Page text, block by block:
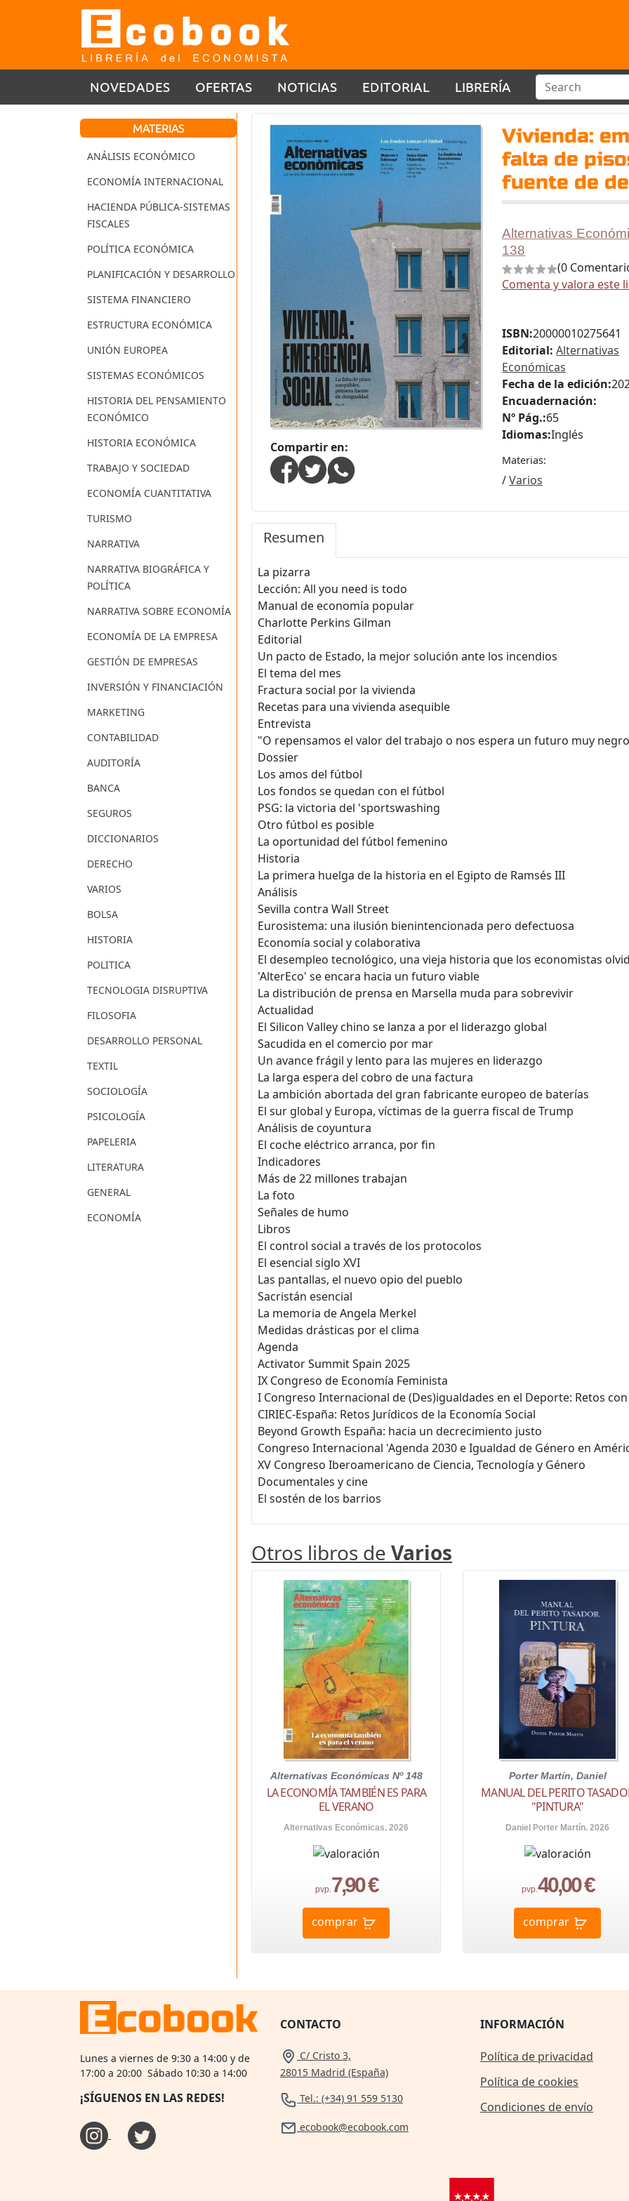
NOVEDADES OFERTAS NOTICIAS EDITORIAL LIBRERÍA
MATERIAS
ANÁLISIS ECONÓMICO
ECONOMÍA INTERNACIONAL
HACIENDA PÚBLICA-SISTEMAS
FISCALES
POLÍTICA ECONÓMICA
PLANIFICACIÓN Y DESARROLLO
SISTEMA FINANCIERO
ESTRUCTURA ECONÓMICA
UNIÓN EUROPEA
SISTEMAS ECONÓMICOS
HISTORIA DEL PENSAMIENTO
ECONÓMICO
HISTORIA ECONÓMICA
TRABAJO Y SOCIEDAD
ECONOMÍA CUANTITATIVA
TURISMO
NARRATIVA
NARRATIVA BIOGRÁFICA Y
POLÍTICA
NARRATIVA SOBRE ECONOMÍA
ECONOMÍA DE LA EMPRESA
GESTIÓN DE EMPRESAS
INVERSIÓN Y FINANCIACIÓN
MARKETING
CONTABILIDAD
AUDITORÍA
BANCA
SEGUROS
DICCIONARIOS
DERECHO
VARIOS
BOLSA
HISTORIA
POLITICA
TECNOLOGIA DISRUPTIVA
FILOSOFIA
DESARROLLO PERSONAL
TEXTIL
SOCIOLOGÍA
PSICOLOGÍA
PAPELERIA
LITERATURA
GENERAL
ECONOMÍA
Vivienda:
falta de
fuente de
Compartir en:
Alternativas
138
(0
Comenta y valora este
ISBN:20000010275641
Editorial: Alternativas
Económicas
Fecha de la edición:
Encuadernación:
Nº Pág.:65
Idiomas:Inglés
Materias:
/Varios
Resumen
La pizarra
Lección: All you need is todo
Manual de economía popular
Charlotte Perkins Gilman
Editorial
Un pacto de Estado, la mejor solución ante los incendios
El tema del mes
Fractura social por la vivienda
Recetas para una vivienda asequible
Entrevista
"O repensamos el valor del trabajo o nos espera un futuro muy
Dossier
Los amos del fútbol
Los fondos se quedan con el fútbol
PSG: la victoria del 'sportswashing
Otro fútbol es posible
La oportunidad del fútbol femenino
Historia
La primera huelga de la historia en el Egipto de Ramsés III
Análisis
Sevilla contra Wall Street
Eurosistema: una ilusión bienintencionada pero defectuosa
Economía social y colaborativa
El desempleo tecnológico, una vieja historia que los economistas
'AlterEco' se encara hacia un futuro viable
La distribución de prensa en Marsella muda para sobrevivir
Actualidad
El Silicon Valley chino se lanza a por el liderazgo global
Sacudida en el comercio por mar
Un avance frágil y lento para las mujeres en liderazgo
La larga espera del cobro de una factura
La ambición abortada del gran fabricante europeo de baterías
El sur global y Europa, víctimas de la guerra fiscal de Trump
Análisis de coyuntura
El coche eléctrico arranca, por fin
Indicadores
Más de 22 millones trabajan
La foto
Señales de humo
Libros
El control social a través de los protocolos
El esencial siglo XVI
Las pantallas, el nuevo opio del pueblo
Sacristán esencial
La memoria de Angela Merkel
Medidas drásticas por el clima
Agenda
Activator Summit Spain 2025
IX Congreso de Economía Feminista
I Congreso Internacional de (Des)igualdades en el Deporte: Retos
CIRIEC-España: Retos Jurídicos de la Economía Social
Beyond Growth España: hacia un decrecimiento justo
Congreso Internacional 'Agenda 2030 e Igualdad de Género en
XV Congreso Iberoamericano de Ciencia, Tecnología y Género
Documentales y cine
El sostén de los barrios
Otros libros deVarios
Alternativas Económicas Nº 148
LA ECONOMÍA TAMBIÉN ES PARA
EL VERANO
Alternativas Económicas. 2026
pvp.7,90 €
comprar
Porter Martín, Daniel
MANUAL DEL PERITO
"PINTURA"
Daniel Porter Martín. 2026
pvp.40,00 €
comprar
Lunes a viernes de 9:30 a 14:00 y de
17:00 a 20:00 Sábado 10:30 a 14:00
¡SÍGUENOS EN LAS REDES!
CONTACTO
C/ Cristo 3,
28015 Madrid (España)
Tel.: (+34) 91 559 5130
ecobook@ecobook.com
INFORMACIÓN
Política de privacidad
Política de cookies
Condiciones de envío